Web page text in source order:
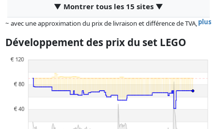
▼ Montrer tous les 15 sites ▼
plus
~ avec une approximation du prix de livraison et différence de TVA,
Les prix et la disponibilité peuvent avoir changé depuis la dernière mise
à jour. L'ordre est purement basé sur le prix, la rémunération des
que les réalisations historiques peuvent influencer l'ordre.
Développement des prix du set LEGO